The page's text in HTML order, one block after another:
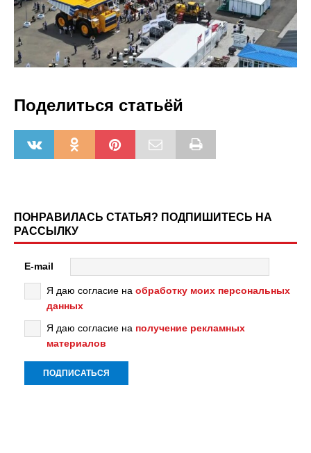
Поделиться статьёй
ПОНРАВИЛАСЬ СТАТЬЯ? ПОДПИШИТЕСЬ НА
РАССЫЛКУ
E-mail
Я даю согласие на обработку моих персональных
данных
Я даю согласие на получение рекламных
материалов